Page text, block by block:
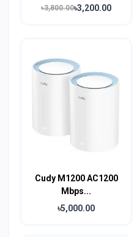
৳3,800.00৳3,200.00
Cudy M1200 AC1200
Mbps...
৳5,000.00